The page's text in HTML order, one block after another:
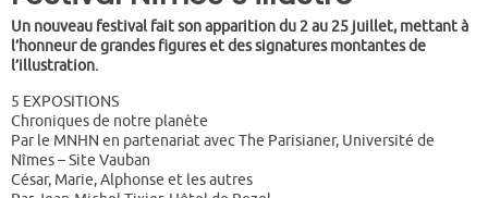
Un nouveau festival fait son apparition du 2 au 25 juillet, mettant à
l’honneur de grandes figures et des signatures montantes de
l’illustration.
5 EXPOSITIONS
Chroniques de notre planète
Par le MNHN en partenariat avec The Parisianer, Université de
Nîmes – Site Vauban
César, Marie, Alphonse et les autres